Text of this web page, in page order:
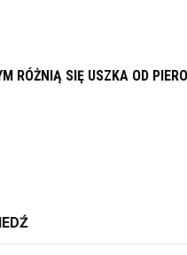
RÓŻNIĄ SIĘ USZKA OD